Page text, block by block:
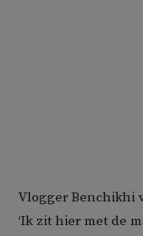
Vlogger Benchikhi
‘Ik zit hier met de